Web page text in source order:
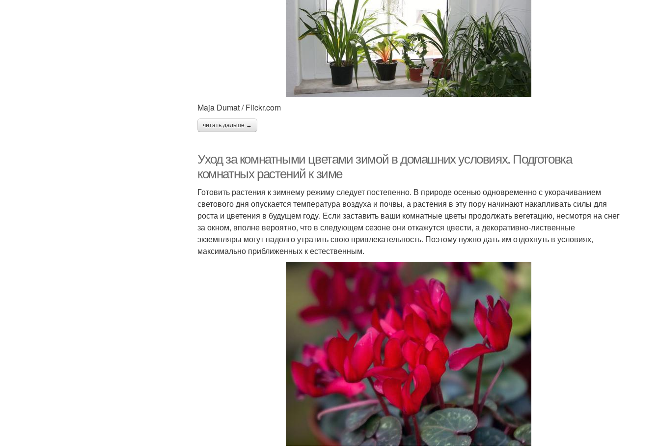
Maja Dumat / Flickr.com
читать дальше →
Уход за комнатными цветами зимой в домашних условиях. Подготовка
комнатных растений к зиме
Готовить растения к зимнему режиму следует постепенно. В природе осенью одновременно с укорачиванием
светового дня опускается температура воздуха и почвы, а растения в эту пору начинают накапливать силы для
роста и цветения в будущем году. Если заставить ваши комнатные цветы продолжать вегетацию, несмотря на снег
за окном, вполне вероятно, что в следующем сезоне они откажутся цвести, а декоративно-лиственные
экземпляры могут надолго утратить свою привлекательность. Поэтому нужно дать им отдохнуть в условиях,
максимально приближенных к естественным.